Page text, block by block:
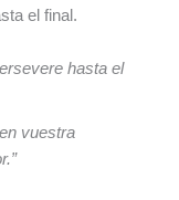
el final.
hasta el
vuestra